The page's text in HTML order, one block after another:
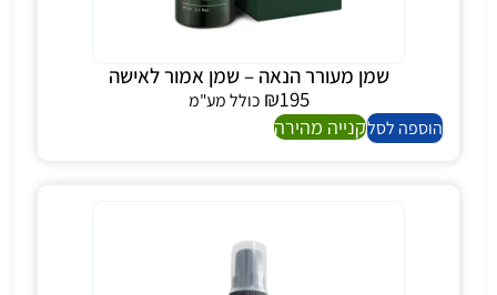
שמן מעורר הנאה – שמן אמור לאישה
₪195
כולל מע"מ
הוספה לסלקנייה מהירה